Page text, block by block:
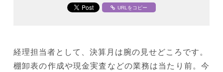
URLをコピー
経理担当者として、決算月は腕の見せどころです。
棚卸表の作成や現金実査などの業務は当たり前。今